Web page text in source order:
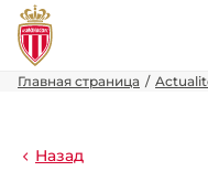
Главная страница
Назад